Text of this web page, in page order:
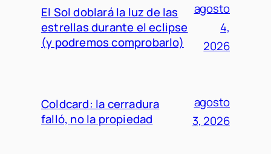
El Sol doblará la luz de las
estrellas durante el eclipse
(y podremos comprobarlo)
agosto
4,
2026
Coldcard: la cerradura
falló, no la propiedad
agosto
3, 2026